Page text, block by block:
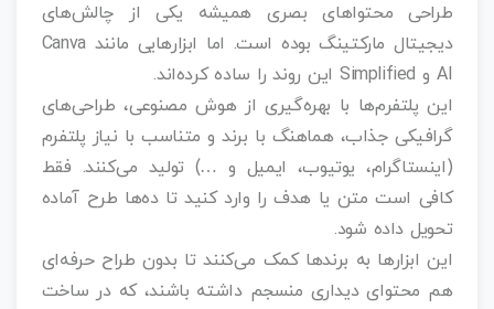
طراحی محتواهای بصری همیشه یکی از چالش‌های
دیجیتال مارکتینگ بوده است. اما ابزارهایی مانند Canva
AI و Simplified این روند را ساده کرده‌اند.
این پلتفرم‌ها با بهره‌گیری از هوش مصنوعی، طراحی‌های
گرافیکی جذاب، هماهنگ با برند و متناسب با نیاز پلتفرم
(اینستاگرام، یوتیوب، ایمیل و …) تولید می‌کنند. فقط
کافی است متن یا هدف را وارد کنید تا ده‌ها طرح آماده
تحویل داده شود.
این ابزارها به برندها کمک می‌کنند تا بدون طراح حرفه‌ای
هم محتوای دیداری منسجم داشته باشند، که در ساخت